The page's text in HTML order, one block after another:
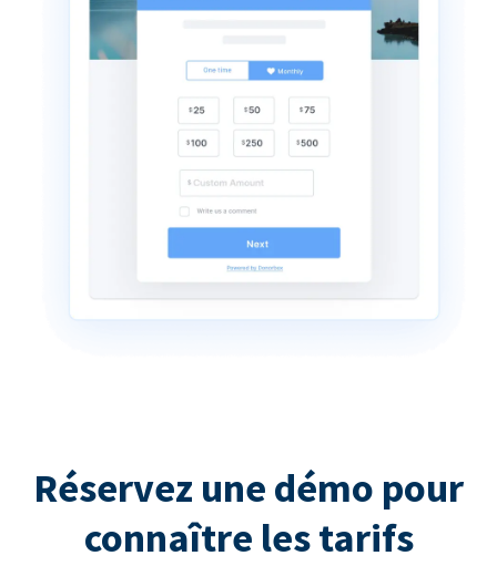
Réservez une démo pour
connaître les tarifs